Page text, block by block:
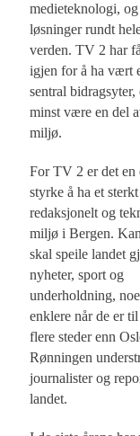
medieteknologi,
løsninger rundt
verden. TV 2 har
igjen for å ha vært
sentral
minst være en del
miljø.
For TV 2 er det en
styrke å ha et sterkt
redaksjonelt og
miljø i Bergen.
skal speile landet
nyheter, sport og
underholdning,
enklere når de er til
flere steder enn
Rønningen
journalister og
landet.